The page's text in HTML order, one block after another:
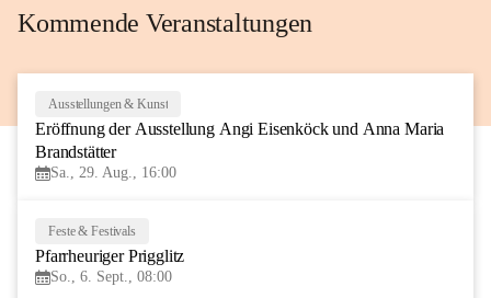
Kommende Veranstaltungen
AUG
Ausstellungen & Kunst
Eröffnung der Ausstellung Angi Eisenköck und Anna Maria
Brandstätter
Sa., 29. Aug., 16:00
Feste & Festivals
Pfarrheuriger Prigglitz
So., 6. Sept., 08:00